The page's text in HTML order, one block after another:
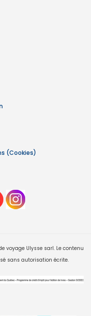
(Cookies)
voyage Ulysse sarl. Le contenu
sans autorisation écrite.